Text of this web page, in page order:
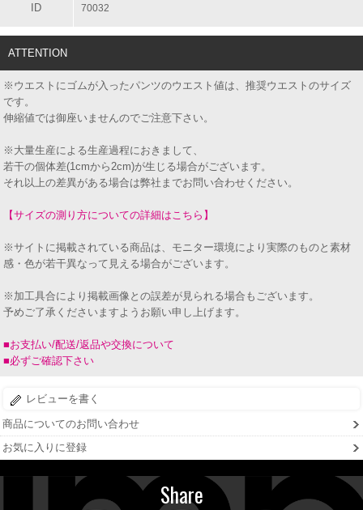
ID 70032
ATTENTION
※ウエストにゴムが入ったパンツのウエスト値は、推奨ウエストのサイズ
です。
伸縮値では御座いませんのでご注意下さい。
※大量生産による生産過程におきまして、
若干の個体差(1cmから2cm)が生じる場合がございます。
それ以上の差異がある場合は弊社までお問い合わせください。
【サイズの測り方についての詳細はこちら】
※サイトに掲載されている商品は、モニター環境により実際のものと素材
感・色が若干異なって見える場合がございます。
※加工具合により掲載画像との誤差が見られる場合もございます。
予めご了承くださいますようお願い申し上げます。
■お支払い/配送/返品や交換について
■必ずご確認下さい
レビューを書く
商品についてのお問い合わせ
お気に入りに登録
Share